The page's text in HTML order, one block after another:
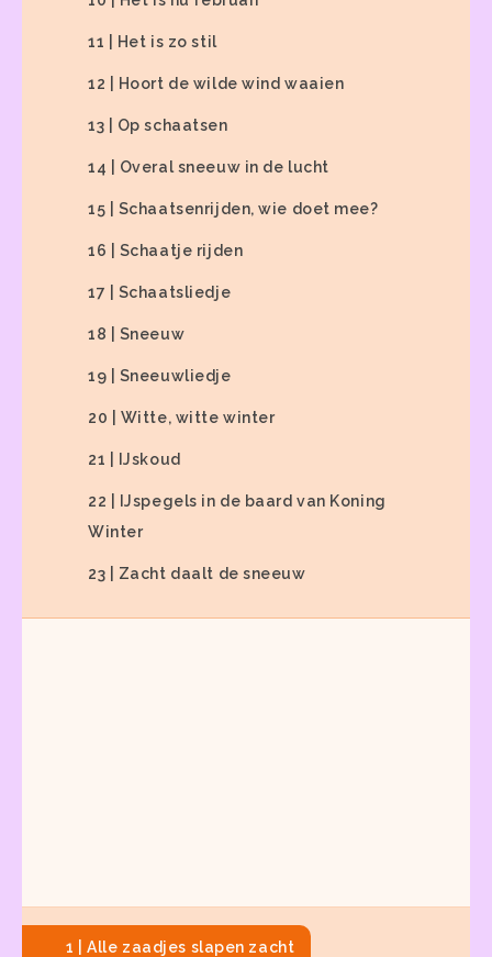
11 | Het is zo stil
12 | Hoort de wilde wind waaien
13 | Op schaatsen
14 | Overal sneeuw in de lucht
15 | Schaatsenrijden, wie doet mee?
16 | Schaatje rijden
17 | Schaatsliedje
18 | Sneeuw
19 | Sneeuwliedje
20 | Witte, witte winter
21 | IJskoud
22 | IJspegels in de baard van Koning
Winter
23 | Zacht daalt de sneeuw
1 | Alle zaadjes slapen zacht